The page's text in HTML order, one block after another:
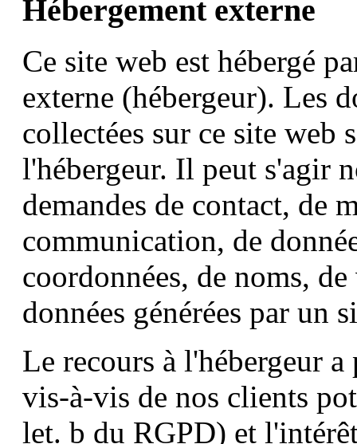
Hébergement externe
Ce site web est hébergé
externe (hébergeur). Les
collectées sur ce site web
l'hébergeur. Il peut s'agir
demandes de contact, de
communication, de
coordonnées, de noms,
données générées par un
Le recours à l'hébergeur
vis-à-vis de nos clients
let. b du RGPD) et